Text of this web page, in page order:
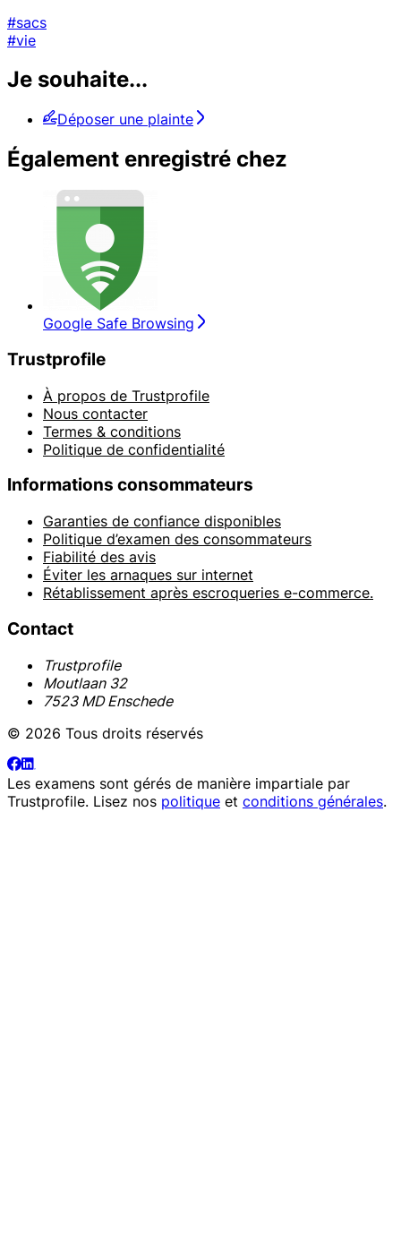
#sacs
#vie
Je souhaite...
Déposer une plainte
Également enregistré chez
Google Safe Browsing
Trustprofile
À propos de Trustprofile
Nous contacter
Termes & conditions
Politique de confidentialité
Informations consommateurs
Garanties de confiance disponibles
Politique d’examen des consommateurs
Fiabilité des avis
Éviter les arnaques sur internet
Rétablissement après escroqueries e-commerce.
Contact
Trustprofile
Moutlaan 32
7523 MD Enschede
© 2026 Tous droits réservés
Les examens sont gérés de manière impartiale par
Trustprofile. Lisez nos politique et conditions générales.